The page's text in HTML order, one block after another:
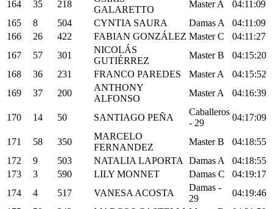
164 35 218
GALARETTO
Master A
04:11:09
165
8 504 CYNTIA SAURA Damas A
04:11:09
166
26 422 FABIAN GONZÁLEZ Master C
04:11:27
167
57 301
NICOLÁS
GUTIÉRREZ
Master B
04:15:20
168
36 231 FRANCO PAREDES Master A
04:15:52
169
37 200
ANTHONY
ALFONSO
Master A 04:16:39
170 14 50 SANTIAGO PEÑA
Caballeros
- 29
04:17:09
171 58 350
MARCELO
FERNANDEZ
Master B
04:18:55
172
9 503 NATALIA LAPORTA Damas A
04:18:55
173
3 590 LILY MONNET Damas C
04:19:17
174
4 517 VANESA ACOSTA
Damas -
29
04:19:46